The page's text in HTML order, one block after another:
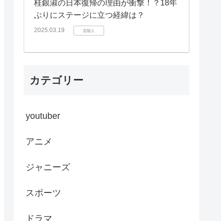
桂銀淑の日本復帰の理由が衝撃！？18年
ぶりにステージに立つ経緯は？
2025.03.19 芸能人
カテゴリー
youtuber
アニメ
ジャニーズ
スポーツ
ドラマ